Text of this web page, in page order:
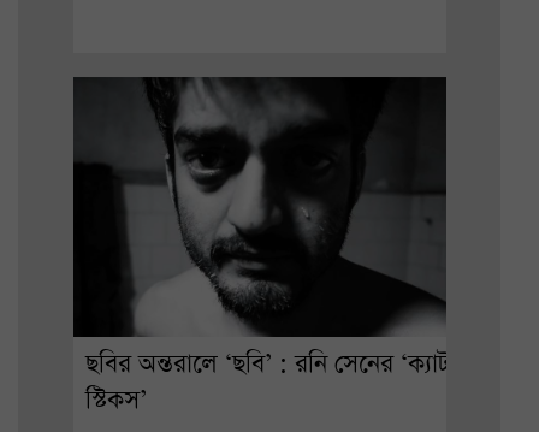
ছবির অন্তরালে ‘ছবি’ : রনি সেনের ‘ক্যাট
স্টিকস’